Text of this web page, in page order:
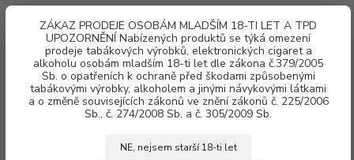
ZÁKAZ PRODEJE OSOBÁM MLADŠÍM 18-TI LET A TPD
UPOZORNĚNÍ Nabízených produktů se týká omezení
prodeje tabákových výrobků, elektronických cigaret a
alkoholu osobám mladším 18-ti let dle zákona č.379/2005
Sb. o opatřeních k ochraně před škodami způsobenými
tabákovými výrobky, alkoholem a jinými návykovými látkami
a o změně souvisejících zákonů ve znění zákonů č. 225/2006
Sb., č. 274/2008 Sb. a č. 305/2009 Sb.
NE, nejsem starší 18-ti let
Menu
za0 Kč